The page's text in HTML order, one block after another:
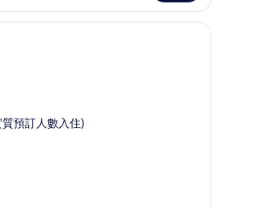
奢華公寓 | 高級寢具、手提電腦工作空間、隔
預訂人數入住)